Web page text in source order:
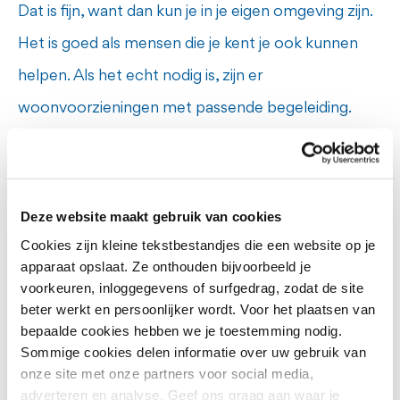
Deze website maakt gebruik van cookies
Cookies zijn kleine tekstbestandjes die een website op je
apparaat opslaat. Ze onthouden bijvoorbeeld je
voorkeuren, inloggegevens of surfgedrag, zodat de site
beter werkt en persoonlijker wordt. Voor het plaatsen van
bepaalde cookies hebben we je toestemming nodig.
Sommige cookies delen informatie over uw gebruik van
onze site met onze partners voor social media,
adverteren en analyse. Geef ons graag aan waar je
Dat is fijn, want dan kun je in je eigen omgeving zijn.
Het is goed als mensen die je kent je ook kunnen
helpen. Als het echt nodig is, zijn er
woonvoorzieningen met passende begeleiding.
Meedoen aan het dagelijks
leven
Financiën
Sociale contacten